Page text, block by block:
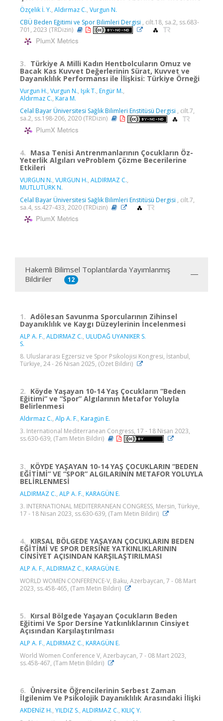
Özçelik İ. Y., Aldırmaz C., Vurgun N.
CBÜ Beden Eğitimi ve Spor Bilimleri Dergisi , cilt.18, sa.2, ss.683-
701, 2023 (TRDizin)
PlumX Metrics
3. Türkiye A Milli Kadın Hentbolcuların Omuz ve
Bacak Kas Kuvvet Değerlerinin Sürat, Kuvvet ve
Dayanıklılık Performansı ile İlişkisi: Türkiye Örneği
Vurgun H., Vurgun N., Işık T., Engür M.,
Aldırmaz C., Kara M.
Celal Bayar Üniversitesi Sağlık Bilimleri Enstitüsü Dergisi , cilt.7,
sa.2, ss.198-206, 2020 (TRDizin)
PlumX Metrics
4. Masa Tenisi Antrenmanlarının Çocukların Öz-
Yeterlik Algıları veProblem Çözme Becerilerine
Etkileri
VURGUN N., VURGUN H., ALDIRMAZ C.,
MUTLUTÜRK N.
Celal Bayar Üniversitesi Sağlık Bilimleri Enstitüsü Dergisi , cilt.7,
sa.4, ss.427-433, 2020 (TRDizin)
PlumX Metrics
Hakemli Bilimsel Toplantılarda Yayımlanmış
Bildiriler
12
1. Adölesan Savunma Sporcularının Zihinsel
Dayanıklılık ve Kaygı Düzeylerinin İncelenmesi
ALP A. F., ALDIRMAZ C., ULUDAĞ UYANIKER S.
S.
8.⁠ ⁠Uluslararası Egzersiz ve Spor Psikolojisi Kongresi, İstanbul,
Türkiye, 24 - 26 Nisan 2025, (Özet Bildiri)
2. Köyde Yaşayan 10-14 Yaş Çocukların “Beden
Eğitimi” ve “Spor” Algılarının Metafor Yoluyla
Belirlenmesi
Aldırmaz C., Alp A. F., Karagün E.
3. International Mediterranean Congress, 17 - 18 Nisan 2023,
ss.630-639, (Tam Metin Bildiri)
3. KÖYDE YAŞAYAN 10-14 YAŞ ÇOCUKLARIN “BEDEN
EĞİTİMİ” VE “SPOR” ALGILARININ METAFOR YOLUYLA
BELİRLENMESİ
ALDIRMAZ C., ALP A. F., KARAGÜN E.
3. INTERNATIONAL MEDITERRANEAN CONGRESS, Mersin, Türkiye,
17 - 18 Nisan 2023, ss.630-639, (Tam Metin Bildiri)
4. KIRSAL BÖLGEDE YAŞAYAN ÇOCUKLARIN BEDEN
EĞİTİMİ VE SPOR DERSİNE YATKINLIKLARININ
CİNSİYET AÇISINDAN KARŞILAŞTIRILMASI
ALP A. F., ALDIRMAZ C., KARAGÜN E.
WORLD WOMEN CONFERENCE-V, Baku, Azerbaycan, 7 - 08 Mart
2023, ss.458-465, (Tam Metin Bildiri)
5. Kırsal Bölgede Yaşayan Çocukların Beden
Eğitimi Ve Spor Dersine Yatkınlıklarının Cinsiyet
Açısından Karşılaştırılması
ALP A. F., ALDIRMAZ C., KARAGÜN E.
World Women Conference V, Azerbaycan, 7 - 08 Mart 2023,
ss.458-467, (Tam Metin Bildiri)
6. Üniversite Öğrencilerinin Serbest Zaman
İlgilenim Ve Psikolojik Dayanıklılık Arasındaki İlişki
AKDENİZ H., YILDIZ S., ALDIRMAZ C., KILIÇ Y.